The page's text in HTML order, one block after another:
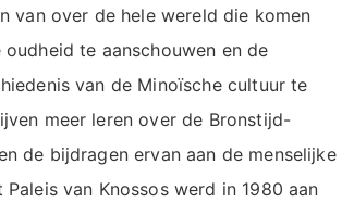
van over de hele wereld die komen
te aanschouwen en de
van de Minoïsche cultuur te
meer leren over de Bronstijd-
de bijdragen ervan aan de menselijke
Paleis van Knossos werd in 1980 aan